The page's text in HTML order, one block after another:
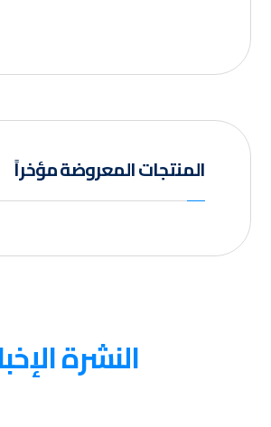
المنتجات المعروضة مؤخراً
النشرة